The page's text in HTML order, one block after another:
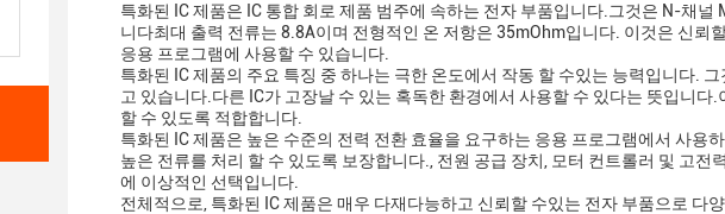
특화된 IC 제품은 IC 통합 회로 제품 범주에 속하는 전자 부품입니다.그것은 N-채널
니다최대 출력 전류는 8.8A이며 전형적인 온 저항은 35mOhm입니다. 이것은 신뢰
응용 프로그램에 사용할 수 있습니다.
특화된 IC 제품의 주요 특징 중 하나는 극한 온도에서 작동 할 수있는 능력입니다.
고 있습니다.다른 IC가 고장날 수 있는 혹독한 환경에서 사용할 수 있다는 뜻입니
할 수 있도록 적합합니다.
특화된 IC 제품은 높은 수준의 전력 전환 효율을 요구하는 응용 프로그램에서 사용
높은 전류를 처리 할 수 있도록 보장합니다., 전원 공급 장치, 모터 컨트롤러 및 고
에 이상적인 선택입니다.
전체적으로, 특화된 IC 제품은 매우 다재다능하고 신뢰할 수있는 전자 부품으로 다